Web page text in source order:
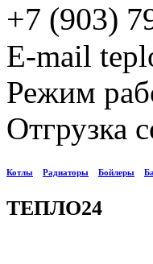
+7 (903)
E-mail
Режим
Котлы Радиаторы Бойлеры
ТЕПЛО24